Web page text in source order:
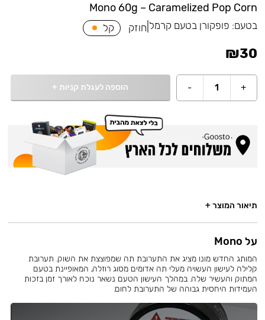
Mono 60g – Caramelized Pop Corn
בטעם: פופקורן בטעם קרמל חוזק קל
₪30
+
1
- הוספה לעגלת קניות +
תיאור המוצר +
על Mono
המותג החדש מונו מציג את התערובת תה שמפוצצת את השוק. תערובת
קלילה לעישון העשויה מעלי תה אדומים מסוג רוזלה, המאופיינת בטעם
המתוק והעשיר שלה. במהלך העישון הטעם נשאר נוכח לאורך זמן בזכות
העמידות היחסית גבוהה של התערובת לחום.